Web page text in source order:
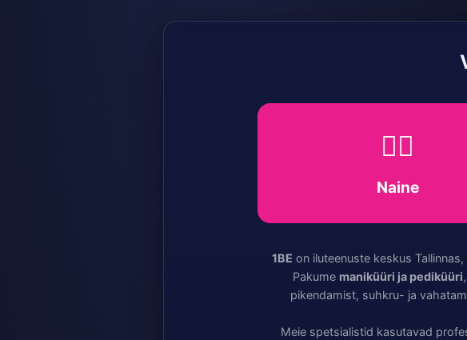
💁‍♀️
Naine
1BE on iluteenuste keskus
Pakume maniküüri ja pediküüri
pikendamist, suhkru- ja
Meie spetsialistid kasutavad